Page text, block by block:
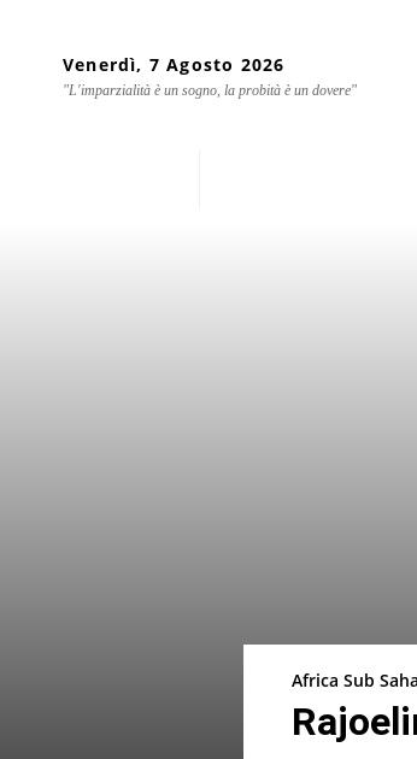
Venerdì, 7 Agosto 2026
"L'imparzialità è un sogno, la probità è un dovere"
Africa Sub